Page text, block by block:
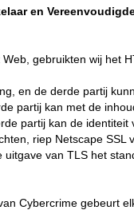
en
gebruikten wij het
en de derde partij
partij kan met de
partij kan de
riep Netscape
van TLS het
Cybercrime gebeurt